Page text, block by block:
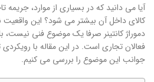
آیا می دانید که در بسیاری از موارد، جریمه
کالای داخل آن بیشتر می شود؟ این
دموراژ کانتینر صرفا یک موضوع فنی نیست،
فعالان تجاری است. در این مقاله با
جوانب این موضوع را بررسی می کنیم.